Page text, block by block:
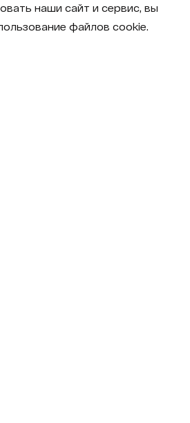
наши сайт и сервис, вы
файлов cookie.